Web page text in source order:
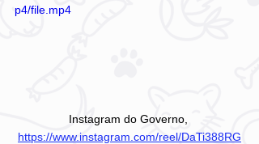
p4/file.mp4
Instagram do Governo,
https://www.instagram.com/reel/DaTi388RG